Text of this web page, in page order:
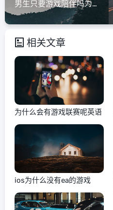
男生只要游戏陪伴吗为什么
相关文章
为什么会有游戏联赛呢英语
ios为什么没有ea的游戏